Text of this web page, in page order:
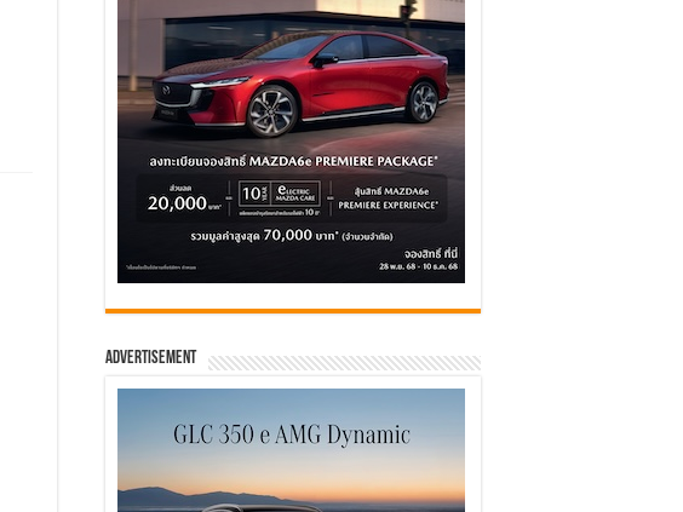
Advertisement